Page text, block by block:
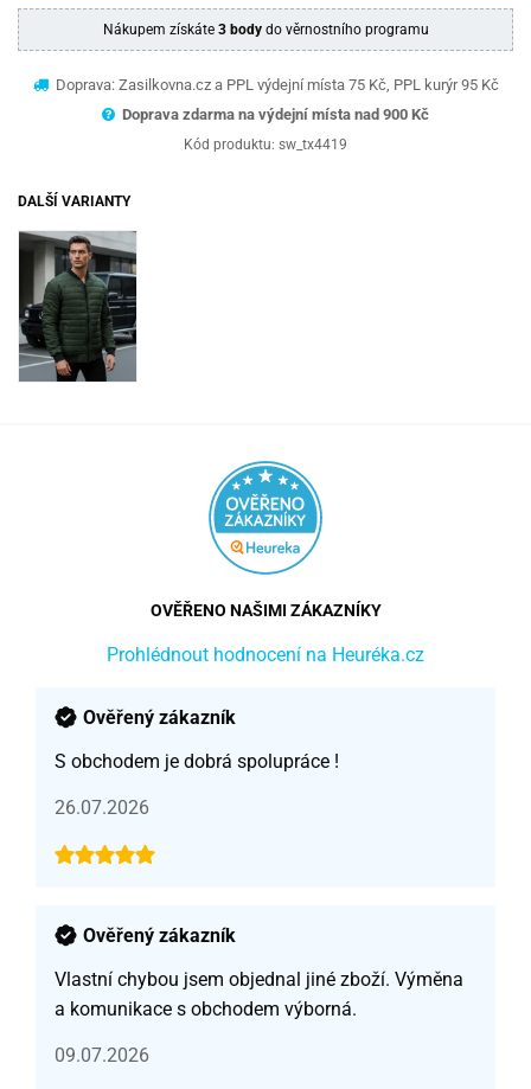
Nákupem získáte 3 bodydo věrnostního programu
Doprava: Zasilkovna.cz a PPL výdejní místa 75 Kč, PPL kurýr 95 Kč
Doprava zdarma na výdejní místa nad 900 Kč
Kód produktu: sw_tx4419
DALŠÍ VARIANTY
OVĚŘENO NAŠIMI ZÁKAZNÍKY
Prohlédnout hodnocení na Heuréka.cz
Ověřený zákazník
S obchodem je dobrá spolupráce !
26.07.2026
Ověřený zákazník
Vlastní chybou jsem objednal jiné zboží. Výměna
a komunikace s obchodem výborná.
09.07.2026